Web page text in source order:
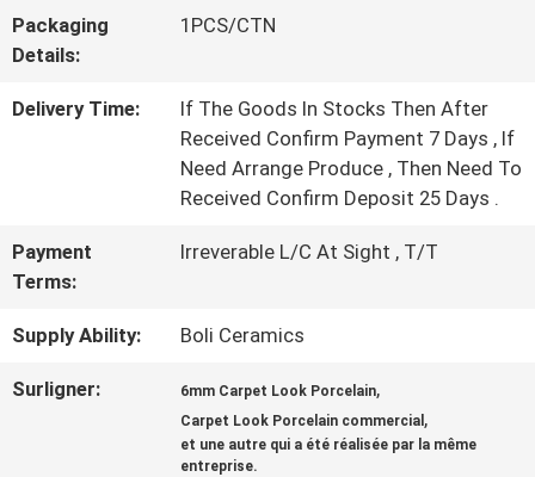
L'USINE
LA
QUALITÉ
NOUS
CONTACTER
Packaging
Details:
1PCS/CTN
Delivery Time:
If The Goods In Stocks Then After
Received Confirm Payment 7 Days , If
Need Arrange Produce , Then Need To
Received Confirm Deposit 25 Days .
Payment
Terms:
Irreverable L/C At Sight , T/T
Supply Ability: Boli Ceramics
Surligner: 6mm Carpet Look Porcelain,
Carpet Look Porcelain commercial ,
et une autre qui a été réalisée par la même
entreprise.